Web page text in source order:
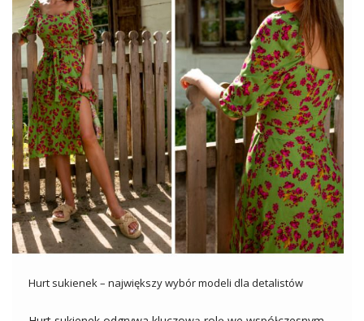
Hurt sukienek – największy wybór modeli dla detalistów